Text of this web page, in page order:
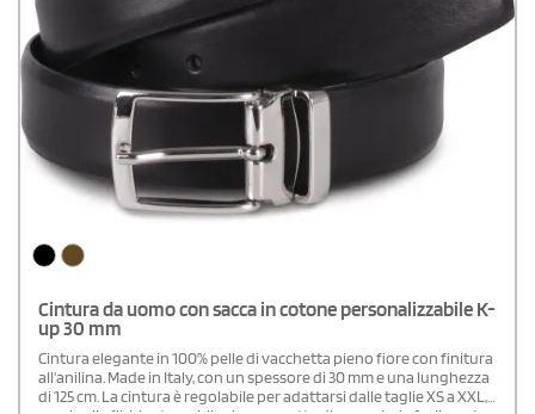
Cintura da uomo con sacca in cotone personalizzabile K-
up 30 mm
Cintura elegante in 100% pelle di vacchetta pieno fiore con finitura
all'anilina. Made in Italy, con un spessore di 30 mm e una lunghezza
di 125 cm. La cintura è regolabile per adattarsi dalle taglie XS a XXL,